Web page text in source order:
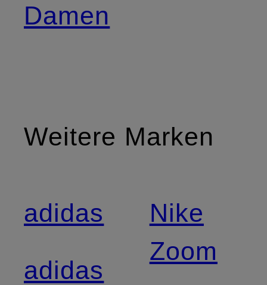
Damen
Weitere Marken
adidas
adidas
Nike
Zoom